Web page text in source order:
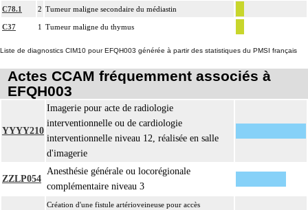
C78.1 2 Tumeur maligne secondaire du médiastin
C37 1 Tumeur maligne du thymus
Liste de diagnostics CIM10 pour EFQH003 générée à partir des statistiques du PMSI français
Actes CCAM fréquemment associés à
EFQH003
YYYY210
Imagerie pour acte de radiologie
interventionnelle ou de cardiologie
interventionnelle niveau 12, réalisée en salle
d'imagerie
ZZLP054
Anesthésie générale ou locorégionale
complémentaire niveau 3
Création d'une fistule artérioveineuse pour accès